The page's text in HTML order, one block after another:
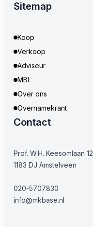
Sitemap
Koop
Verkoop
Adviseur
MBI
Over ons
Overnamekrant
Contact
Prof. W.H. Keesomlaan 12
1183 DJ Amstelveen
020-5707830
info@mkbase.nl